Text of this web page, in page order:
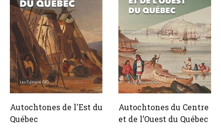
Autochtones de l'Est du
Québec
Autochtones du Centre
et de l’Ouest du Québec